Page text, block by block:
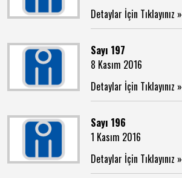
Detaylar İçin Tıklayınız »
Sayı 197
8 Kasım 2016
Detaylar İçin Tıklayınız »
Sayı 196
1 Kasım 2016
Detaylar İçin Tıklayınız »